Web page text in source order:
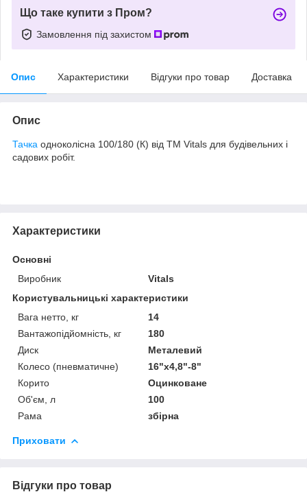
Що таке купити з Пром?
Замовлення під захистом
Опис Характеристики Відгуки про товар Доставка
Опис
Тачка одноколісна 100/180 (К) від TM Vitals для будівельних і
садових робіт.
Характеристики
Основні
Виробник
Vitals
Користувальницькі характеристики
Вага нетто, кг
14
Вантажопідйомність, кг
180
Диск
Металевий
Колесо (пневматичне)
16"x4,8"-8"
Корито
Оцинковане
Об'єм, л
100
Рама
збірна
Приховати
Відгуки про товар